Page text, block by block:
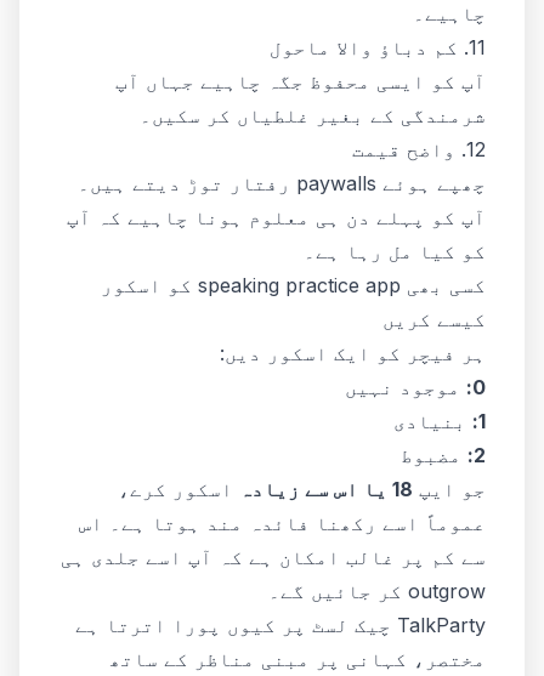
چاہیے۔
11. کم دباؤ والا ماحول
آپ کو ایسی محفوظ جگہ چاہیے جہاں آپ
شرمندگی کے بغیر غلطیاں کر سکیں۔
12. واضح قیمت
چھپے ہوئے paywalls رفتار توڑ دیتے ہیں۔
آپ کو پہلے دن ہی معلوم ہونا چاہیے کہ آپ
کو کیا مل رہا ہے۔
کسی بھی speaking practice app کو اسکور
کیسے کریں
ہر فیچر کو ایک اسکور دیں:
0:
موجود نہیں
1:
بنیادی
2:
مضبوط
جو ایپ 18 یا اس سے زیادہ
اسکور کرے،
عموماً اسے رکھنا فائدہ مند ہوتا ہے۔ اس
سے کم پر غالب امکان ہے کہ آپ اسے جلدی ہی
outgrow کر جائیں گے۔
TalkParty چیک لسٹ پر کیوں پورا اترتا ہے
مختصر، کہانی پر مبنی مناظر کے ساتھ